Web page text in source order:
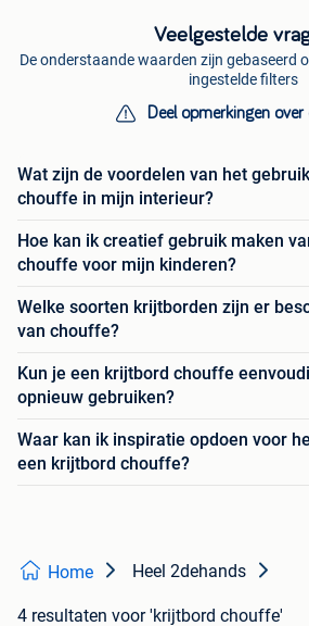
Veelgestelde
De onderstaande waarden zijn gebaseerd
ingestelde filters
Deel opmerkingen over
Wat zijn de voordelen van het
chouffe in mijn interieur?
Hoe kan ik creatief gebruik maken
chouffe voor mijn kinderen?
Welke soorten krijtborden zijn er
van chouffe?
Kun je een krijtbord chouffe
opnieuw gebruiken?
Waar kan ik inspiratie opdoen voor
een krijtbord chouffe?
Home Heel 2dehands
4 resultaten voor 'krijtbord chouffe'